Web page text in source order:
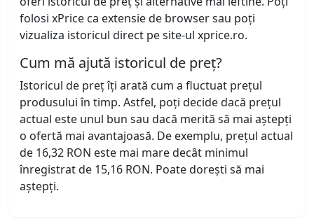
folosi xPrice ca extensie de browser sau poți
vizualiza istoricul direct pe site-ul xprice.ro.
Cum mă ajută istoricul de preț?
Istoricul de preț îți arată cum a fluctuat prețul
produsului în timp. Astfel, poți decide dacă prețul
actual este unul bun sau dacă merită să mai aștepți
o ofertă mai avantajoasă. De exemplu, prețul actual
de 16,32 RON este mai mare decât minimul
înregistrat de 15,16 RON. Poate dorești să mai
aștepți.